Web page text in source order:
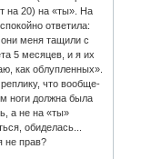
на 20) на «ты». На
ответила:
меня тащили с
5 месяцев, и я их
как облупленных».
что вообще-
ноги должна была
а не на «ты»
обиделась...
не прав?